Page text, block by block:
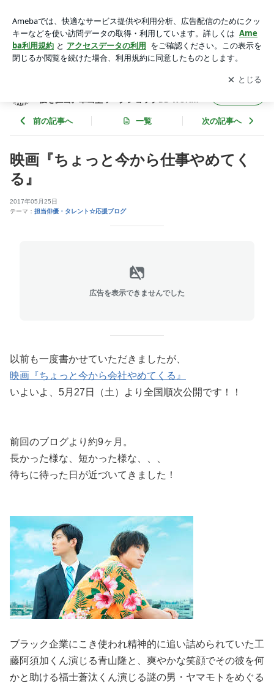
ダクションやメジャー俳優を担当。輩出型ワークショップDD-
WORKSHOP
アプリをダウンロードして ブログの更新通知
を受け取りまし
ょう。
開く
優を担当。輩出型ワークショップDD-WORKS
前の記事へ 一覧 次の記事へ
映画『ちょっと今から仕事やめてく
る』
2017年05月25日
テーマ： 担当俳優・タレント☆応援ブログ
広告を表示できませんでした
以前も一度書かせていただきましたが、
映画『ちょっと今から会社やめてくる』
いよいよ、5月27日（土）より全国順次公開です！！
前回のブログより約9ヶ月。
長かった様な、短かった様な、、、
待ちに待った日が近づいてきました！
ブラック企業にこき使われ精神的に追い詰められていた工
藤阿須加くん演じる青山隆と、爽やかな笑顔でその彼を何
かと助ける福士蒼汰くん演じる謎の男・ヤマモトをめぐる